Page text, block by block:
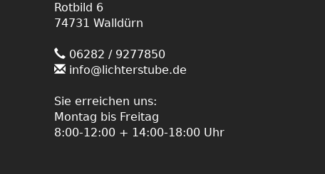
Rotbild 6
74731 Walldürn
06282 / 9277850
info@lichterstube.de
Sie erreichen uns:
Montag bis Freitag
8:00-12:00 + 14:00-18:00 Uhr